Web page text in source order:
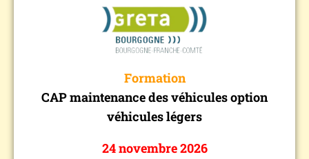
Formation
CAP maintenance des véhicules option
véhicules légers
24 novembre 2026
24/11/2026 au 20/05/2027
-------------------
𝐋𝐢𝐞𝐮
:
Inscriptions